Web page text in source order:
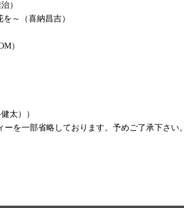
）
～（喜納昌吉）
）
太））
を一部省略しております。予めご了承下さい。